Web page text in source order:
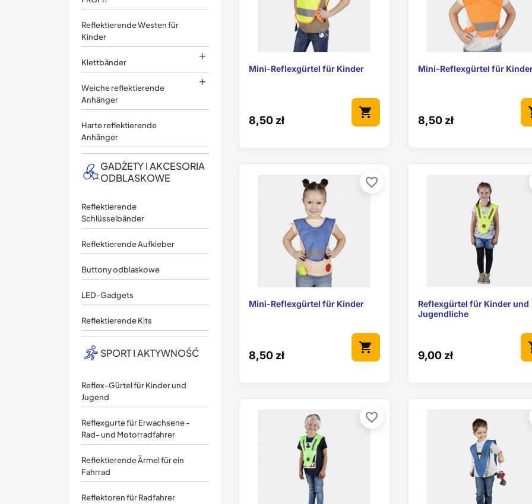
Reflektierende Westen für
Kinder
Klettbänder +
Weiche reflektierende
Anhänger
+
Harte reflektierende
Anhänger
GADŻETY I AKCESORIA
ODBLASKOWE
Reflektierende
Schlüsselbänder
Reflektierende Aufkleber
Buttony odblaskowe
LED-Gadgets
Reflektierende Kits
SPORT I AKTYWNOŚĆ
Reflex-Gürtel für Kinder und
Jugend
Reflexgurte für Erwachsene -
Rad- und Motorradfahrer
Reflektierende Ärmel für ein
Fahrrad
Reflektoren für Radfahrer
Vorschau
Mini-Reflexgürtel für Kinder
8,50 zł
shopping_cart
Vorschau
Mini-Reflexgürtel für
8,50 zł
Vorschau
Mini-Reflexgürtel für Kinder
8,50 zł
shopping_cart
favorite_border
Vorschau
Reflexgürtel für Kinder und
Jugendliche
9,00 zł
favorite_border